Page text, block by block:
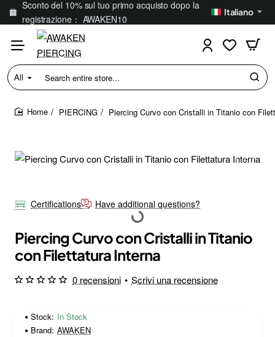
Sconto del 10% sul tuo primo acquisto dopo la
registrazione： AWAKEN10
Italiano
All
Search
entire
store...
PIERCING Piercing Curvo con Cristalli in Titanio con
Certifications Have additional questions?
Piercing Curvo con Cristalli in Titanio
con Filettatura Interna
Stock: In Stock
Brand: AWAKEN
0 recensioni • Scrivi una recensione